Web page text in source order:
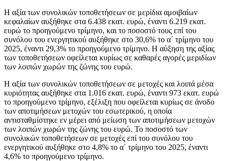
Η αξία των συνολικών τοποθετήσεων σε μερίδια αμοιβαίων
κεφαλαίων αυξήθηκε στα 6.438 εκατ. ευρώ, έναντι 6.219 εκατ.
ευρώ το προηγούμενο τρίμηνο, και το ποσοστό τους επί του
συνόλου του ενεργητικού αυξήθηκε στο 30,6% το α΄ τρίμηνο του
2025, έναντι 29,3% το προηγούμενο τρίμηνο. Η αύξηση της αξίας
των τοποθετήσεων οφείλεται κυρίως σε καθαρές αγορές μεριδίων
των λοιπών χωρών της ζώνης του ευρώ.
Η αξία των συνολικών τοποθετήσεων σε μετοχές και λοιπά μέσα
κυριότητας αυξήθηκε στα 1.016 εκατ. ευρώ, έναντι 973 εκατ. ευρώ
το προηγούμενο τρίμηνο, εξέλιξη που οφείλεται κυρίως σε άνοδο
των αποτιμήσεων μετοχών του εσωτερικού, η οποία
αντισταθμίστηκε εν μέρει από μείωση των αποτιμήσεων μετοχών
των λοιπών χωρών της ζώνης του ευρώ. Το ποσοστό των
συνολικών τοποθετήσεων σε μετοχές επί του συνόλου του
ενεργητικού αυξήθηκε στο 4,8% το α΄ τρίμηνο του 2025, έναντι
4,6% το προηγούμενο τρίμηνο.